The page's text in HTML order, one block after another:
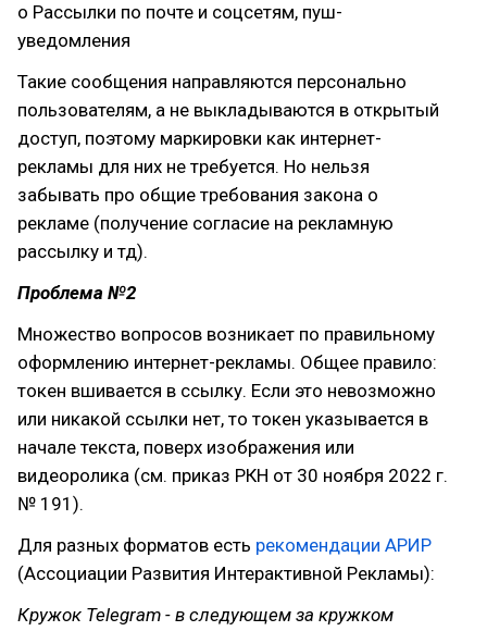
o Рассылки по почте и соцсетям, пуш-
уведомления
Такие сообщения направляются персонально
пользователям, а не выкладываются в открытый
доступ, поэтому маркировки как интернет-
рекламы для них не требуется. Но нельзя
забывать про общие требования закона о
рекламе (получение согласие на рекламную
рассылку и тд).
Проблема №2
Множество вопросов возникает по правильному
оформлению интернет-рекламы. Общее правило:
токен вшивается в ссылку. Если это невозможно
или никакой ссылки нет, то токен указывается в
начале текста, поверх изображения или
видеоролика (см. приказ РКН от 30 ноября 2022 г.
№ 191).
Для разных форматов есть рекомендации АРИР
(Ассоциации Развития Интерактивной Рекламы):
Кружок Telegram - в следующем за кружком